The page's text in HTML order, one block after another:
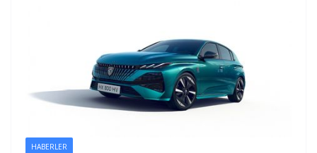
HABERLER